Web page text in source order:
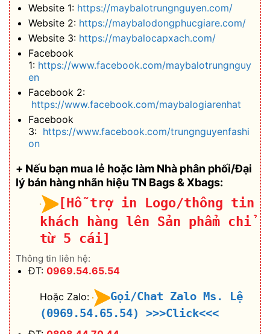
Website 1: https://maybalotrungnguyen.com/
Website 2: https://maybalodongphucgiare.com/
Website 3: https://maybalocapxach.com/
Facebook
1: https://www.facebook.com/maybalotrungnguy
en
Facebook 2:
https://www.facebook.com/maybalogiarenhat
Facebook
3: https://www.facebook.com/trungnguyenfashi
on
+ Nếu bạn mua lẻ hoặc làm Nhà phân phối/Đại
lý bán hàng nhãn hiệu TN Bags & Xbags:
[Hỗ trợ in Logo/thông tin
khách hàng lên Sản phẩm chỉ
từ 5 cái]
Thông tin liên hệ:
ĐT: 0969.54.65.54
Hoặc Zalo:
Gọi/Chat Zalo Ms. Lệ
(0969.54.65.54)
>>>Click<<<